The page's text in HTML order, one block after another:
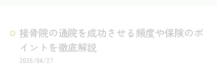
接骨院の通院を成功させる頻度や保険のポ
イントを徹底解説
2026/04/27